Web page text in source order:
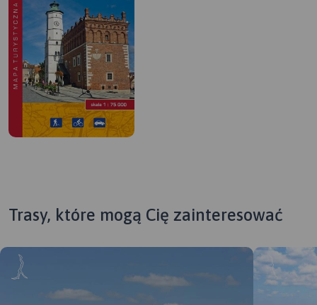
Trasy, które mogą Cię zainteresować